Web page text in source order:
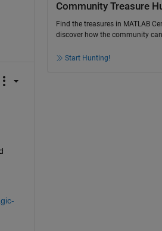
Community Treasure
Find the treasures in MATLAB
discover how the community
Start Hunting!